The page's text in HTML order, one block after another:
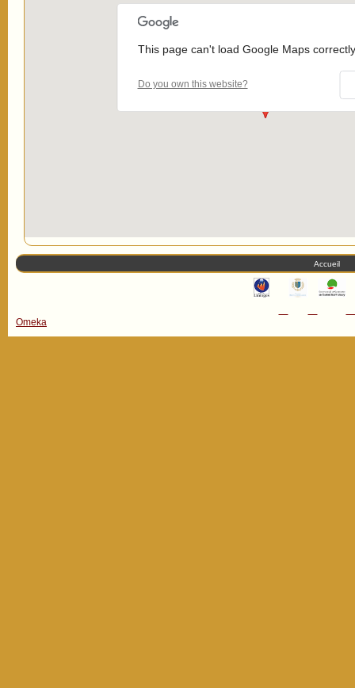
This page can't load Google Maps
Do you own this website?
Accueil
Omeka